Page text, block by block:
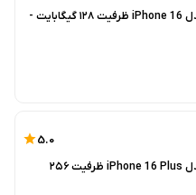
گوشی موبایل اپل مدل iPhone 16 ظرفیت ۱۲۸ گیگابایت -
5.0
گوشی موبایل اپل مدل iPhone 16 Plus ظرفیت ۲۵۶